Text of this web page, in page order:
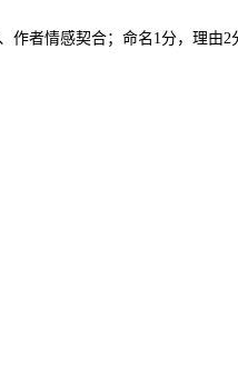
作者情感契合；命名1分，理由2